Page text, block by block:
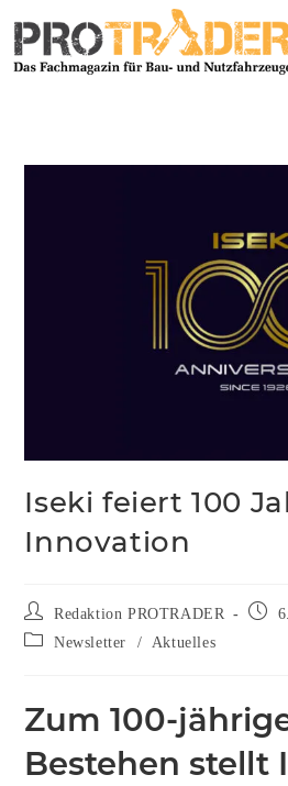
Iseki feiert 100
Innovation
Redaktion PROTRADER
Newsletter
/ Aktuelles
Zum 100-
Bestehen stellt